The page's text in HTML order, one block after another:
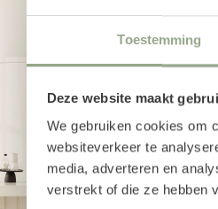
Toestemming
Deze website maakt
We gebruiken cookies om
websiteverkeer te
media, adverteren en
verstrekt of die ze hebben